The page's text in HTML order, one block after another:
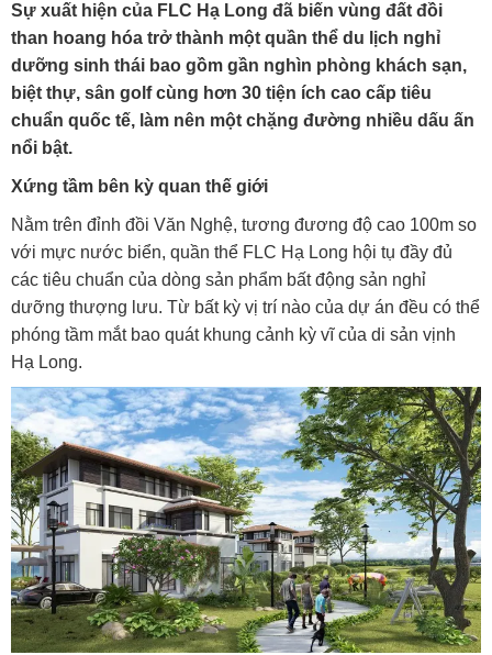
Sự xuất hiện của FLC Hạ Long đã biến vùng đất đồi
than hoang hóa trở thành một quần thể du lịch nghỉ
dưỡng sinh thái bao gồm gần nghìn phòng khách sạn,
biệt thự, sân golf cùng hơn 30 tiện ích cao cấp tiêu
chuẩn quốc tế, làm nên một chặng đường nhiều dấu ấn
nổi bật.
Xứng tầm bên kỳ quan thế giới
Nằm trên đỉnh đồi Văn Nghệ, tương đương độ cao 100m so
với mực nước biển, quần thể FLC Hạ Long hội tụ đầy đủ
các tiêu chuẩn của dòng sản phẩm bất động sản nghỉ
dưỡng thượng lưu. Từ bất kỳ vị trí nào của dự án đều có thể
phóng tầm mắt bao quát khung cảnh kỳ vĩ của di sản vịnh
Hạ Long.